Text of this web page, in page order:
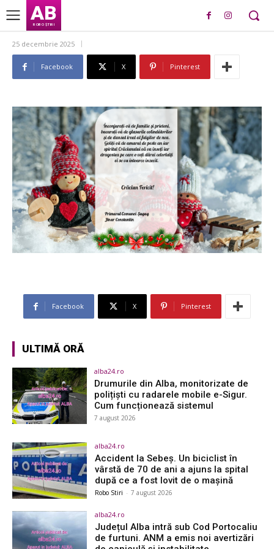
AB
ROBO ȘTIRI
25 decembrie 2025
Facebook X Pinterest
Facebook X Pinterest
ULTIMĂ ORĂ
alba24.ro
Drumurile din Alba, monitorizate de
polițiști cu radarele mobile e-Sigur.
Cum funcționează sistemul
7 august 2026
alba24.ro
Accident la Sebeș. Un biciclist în
vârstă de 70 de ani a ajuns la spital
după ce a fost lovit de o mașină
Robo Stiri - 7 august 2026
alba24.ro
Județul Alba intră sub Cod Portocaliu
de furtuni. ANM a emis noi avertizări